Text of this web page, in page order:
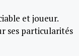
et joueur.
ses particularités